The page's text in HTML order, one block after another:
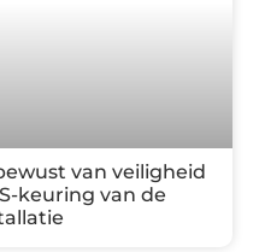
van veiligheid
keuring van de